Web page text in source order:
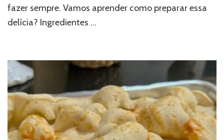
fazer sempre. Vamos aprender como preparar essa
delícia? Ingredientes …